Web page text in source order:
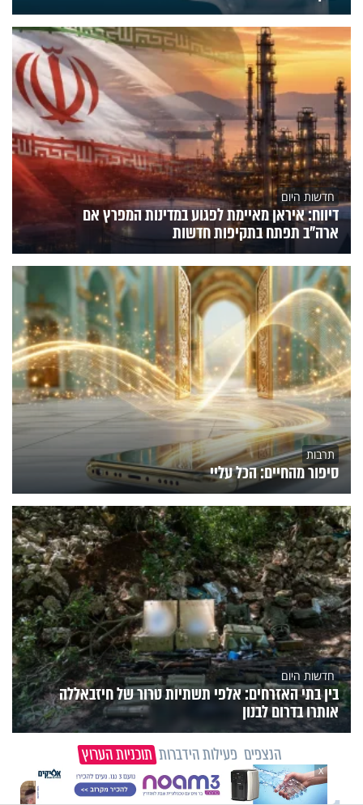
חדשות היום
דיווח: איראן מאיימת לפגוע במדינות המפרץ אם
ארה"ב תפתח בתקיפות חדשות
תרבות
סיפור מהחיים: הכל עליי
חדשות היום
בין בתי האזרחים: אלפי תשתיות טרור של חיזבאללה
אותרו בדרום לבנון
הנצפים פעילות הידברות תוכניות הערוץ
וידיאו מגזין
X